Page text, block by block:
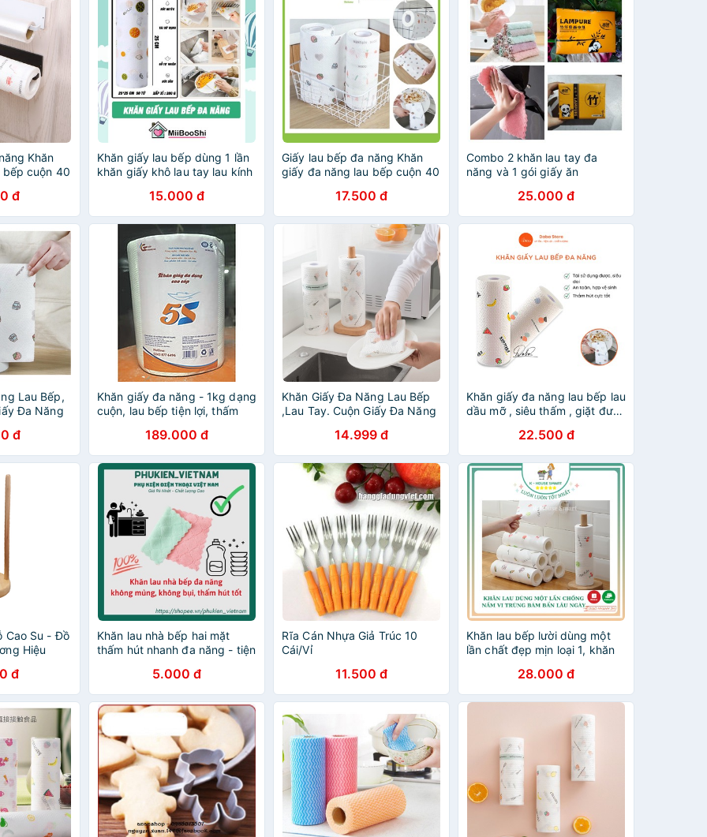
Khăn
bếp cuộn 40
đ
Khăn giấy lau bếp dùng 1 lần
khăn giấy khô lau tay lau kính
dạng cuộn MiibooShi AD5555
15.000 đ
Giấy lau bếp đa năng Khăn
giấy đa năng lau bếp cuộn 40
17.500 đ
Combo 2 khăn lau tay đa
năng và 1 gói giấy ăn
25.000 đ
Lau Bếp,
Đa Năng
đ
Khăn giấy đa năng - 1kg dạng
cuộn, lau bếp tiện lợi, thấm
phẩm, bảo quản rau củ, giấy
ăn
189.000 đ
Khăn Giấy Đa Năng Lau Bếp
,Lau Tay. Cuộn Giấy Đa Năng
14.999 đ
Khăn giấy đa năng lau bếp lau
dầu mỡ , siêu thấm , giặt được
22.500 đ
Cao Su - Đồ
Hiệu
đ
Khăn lau nhà bếp hai mặt
thấm hút nhanh đa năng - tiện
kháng khuẩn mềm mịn
5.000 đ
Rĩa Cán Nhựa Giả Trúc 10
Cái/Vỉ
11.500 đ
Khăn lau bếp lười dùng một
lần chất đẹp mịn loại 1, khăn
dầu mỡ tiện dụng
28.000 đ